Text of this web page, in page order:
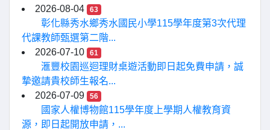
2026-08-04
63
彰化縣秀水鄉秀水國民小學115學年度第3次代理
代課教師甄選第二階...
2026-07-10
61
滙豐校園巡迴理財桌遊活動即日起免費申請，誠
摯邀請貴校師生報名...
2026-07-09
56
國家人權博物館115學年度上學期人權教育資
源，即日起開放申請，...